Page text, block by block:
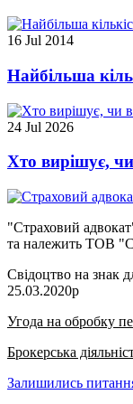
16 Jul 2014
Найбільша
24 Jul 2026
Хто вирішує,
"Страховий
та належить ТОВ
Свідоцтво на знак
25.03.2020р
Угода на обробку
Брокерська
Залишились